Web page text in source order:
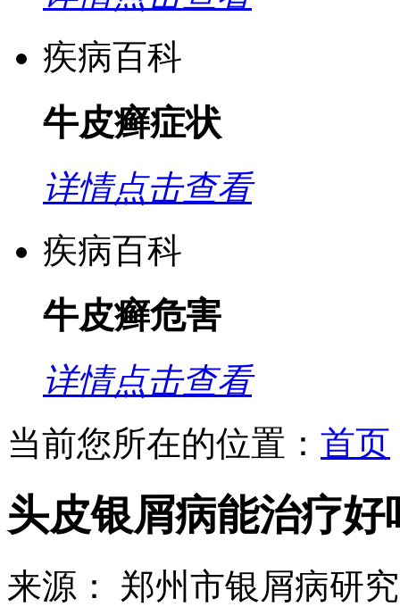
疾病百科
牛皮癣症状
详情点击查看
疾病百科
牛皮癣危害
详情点击查看
当前您所在的位置： 首页
头皮银屑病能治疗好
来源： 郑州市银屑病研